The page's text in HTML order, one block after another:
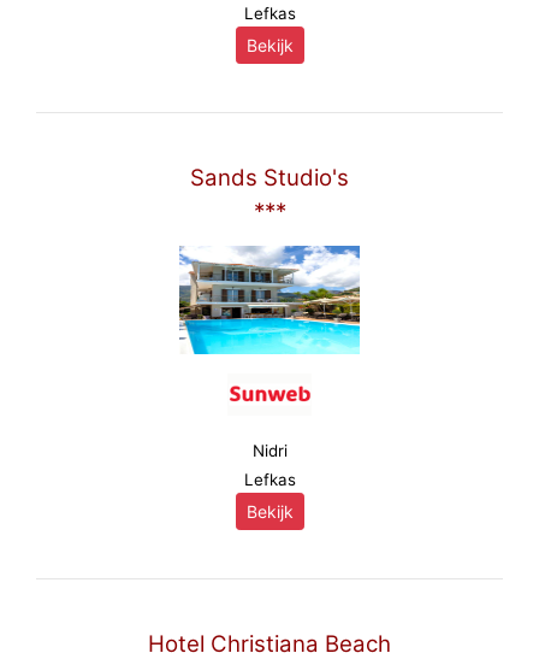
Lefkas
Bekijk
Sands Studio's
***
Nidri
Lefkas
Bekijk
Hotel Christiana Beach